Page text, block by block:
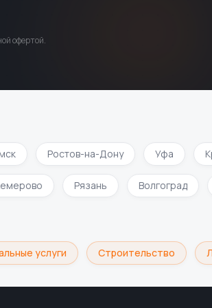
офертой.
Ростов-на-Дону Уфа
Кемерово Рязань Волгоград
услуги Строительство